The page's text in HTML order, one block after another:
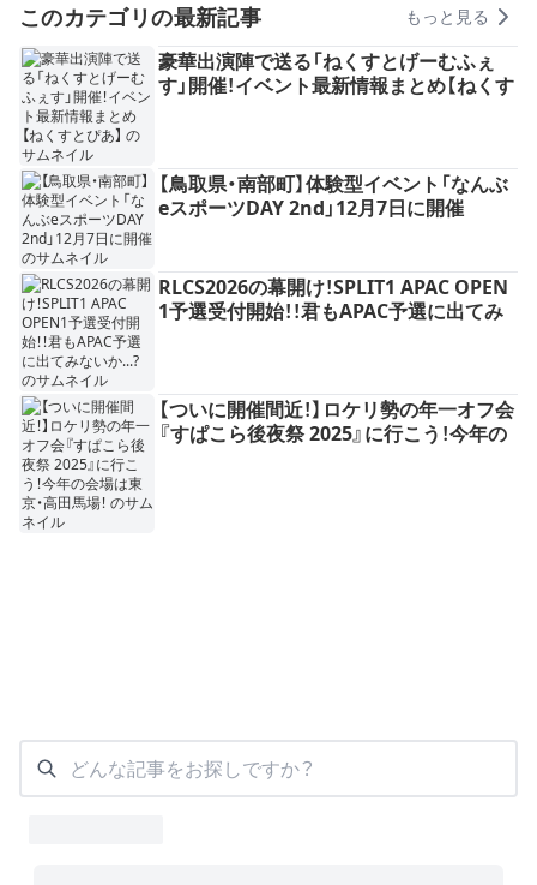
このカテゴリの最新記事 もっと見る
豪華出演陣で送る「ねくすとげーむふぇ
す」開催！イベント最新情報まとめ【ねくす
【鳥取県・南部町】体験型イベント「なんぶ
eスポーツDAY 2nd」12月7日に開催
RLCS2026の幕開け！SPLIT1 APAC OPEN
1予選受付開始！！君もAPAC予選に出てみ
【ついに開催間近！】ロケリ勢の年一オフ会
『すぱこら後夜祭 2025』に行こう！今年の
どんな記事をお探しですか？